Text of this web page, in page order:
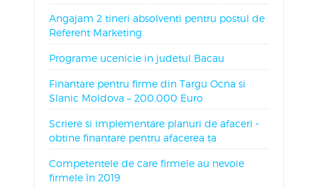
Angajam 2 tineri absolventi pentru postul de
Referent Marketing
Programe ucenicie in judetul Bacau
Finantare pentru firme din Targu Ocna si
Slanic Moldova – 200.000 Euro
Scriere si implementare planuri de afaceri -
obtine finantare pentru afacerea ta
Competentele de care firmele au nevoie
firmele în 2019